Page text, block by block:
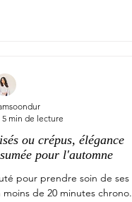
ou crépus, élégance
pour l'automne
pour prendre soin de ses
de 20 minutes chrono.
5 min de lecture